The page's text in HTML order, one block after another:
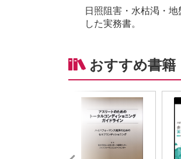
日照阻害・水枯渇・
した実務書。
おすすめ書籍